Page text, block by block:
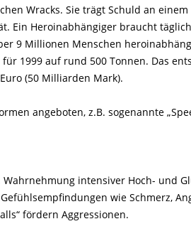
Wracks. Sie trägt Schuld an
Ein Heroinabhängiger braucht
9 Millionen Menschen
1999 auf rund 500 Tonnen. Das
(50 Milliarden Mark).
angeboten, z.B. sogenannte
intensiver Hoch- und
wie Schmerz,
fördern Aggressionen.